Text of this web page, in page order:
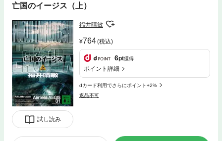
亡国のイージス（上）
試し読み
福井晴敏
764(税込)
6pt獲得
ポイント詳細
dカード利用でさらにポイント+2%
返品不可